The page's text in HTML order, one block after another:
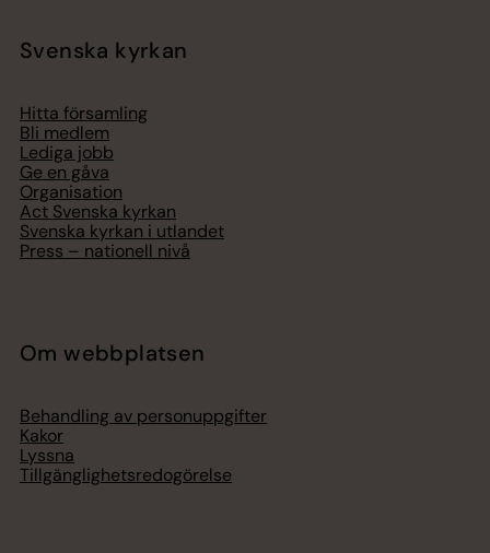
Svenska kyrkan
Hitta församling
Bli medlem
Lediga jobb
Ge en gåva
Organisation
Act Svenska kyrkan
Svenska kyrkan i utlandet
Press – nationell nivå
Om webbplatsen
Behandling av personuppgifter
Kakor
Lyssna
Tillgänglighetsredogörelse